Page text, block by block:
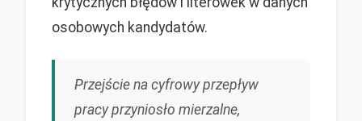
osobowych kandydatów.
Przejście na cyfrowy przepływ
pracy przyniosło mierzalne,